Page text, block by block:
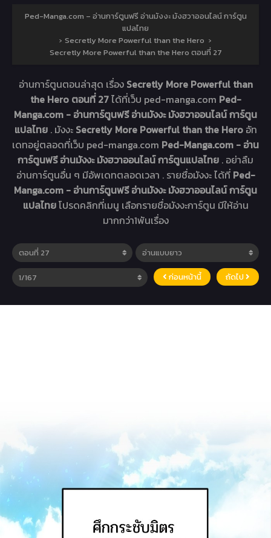
Ped-Manga.com – อ่านการ์ตูนฟรี อ่านมังงะ มังฮวาออนไลน์ การ์ตูน
แปลไทย
› Secretly More Powerful than the Hero ›
Secretly More Powerful than the Hero ตอนที่ 27
อ่านการ์ตูนตอนล่าสุด เรื่อง Secretly More Powerful than
the Hero ตอนที่ 27ได้ที่เว็บ ped-manga.com Ped-
Manga.com - อ่านการ์ตูนฟรี อ่านมังงะ มังฮวาออนไลน์ การ์ตูน
แปลไทย . มังงะ Secretly More Powerful than the Hero อัท
เดทอยู่ตลอดที่เว็บ ped-manga.com Ped-Manga.com - อ่าน
การ์ตูนฟรี อ่านมังงะ มังฮวาออนไลน์ การ์ตูนแปลไทย . อย่าลืม
อ่านการ์ตูนอื่น ๆ มีอัพเดทตลอดเวลา . รายชื่อมังงะ ได้ที่ Ped-
Manga.com - อ่านการ์ตูนฟรี อ่านมังงะ มังฮวาออนไลน์ การ์ตูน
แปลไทยโปรดคลิกที่เมนู เลือกรายชื่อมังงะการ์ตูน มีให้อ่าน
มากกว่า1พันเรื่อง
ก่อนหน้านี้ ถัดไป